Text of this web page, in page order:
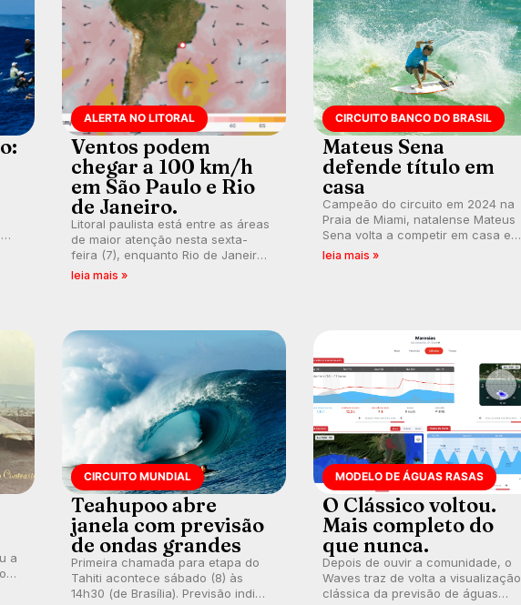
ALERTA NO LITORAL
Ventos podem
chegar a 100 km/h
em São Paulo e Rio
de Janeiro.
Litoral paulista está entre as áreas
de maior atenção nesta sexta-
feira (7), enquanto Rio de Janeiro
também recebe alerta para ventos
leia mais »
CIRCUITO BANCO DO BRASIL
Mateus Sena
defende título em
casa
Campeão do circuito em 2024 na
Praia de Miami, natalense Mateus
Sena volta a competir em casa em
busca de manter a hegemonia
leia mais »
a
CIRCUITO MUNDIAL
Teahupoo abre
janela com previsão
de ondas grandes
Primeira chamada para etapa do
Tahiti acontece sábado (8) às
14h30 (de Brasília). Previsão indica
MODELO DE ÁGUAS RASAS
O Clássico voltou.
Mais completo do
que nunca.
Depois de ouvir a comunidade, o
Waves traz de volta a visualização
clássica da previsão de águas